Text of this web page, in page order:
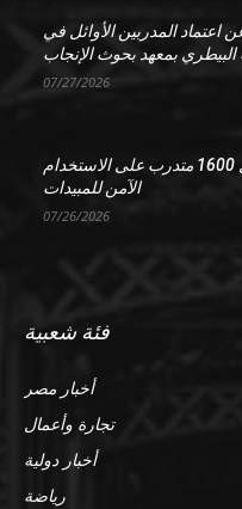
اعتماد المدربين الأوائل في
بمعهد بحوث الإنجاب
07/27/2026
الزراعة: تأهيل 1600 متدرب على الاستخدام
الآمن للمبيدات
07/26/2026
فئة شعبية
أخبار مصر
تجارة وأعمال
أخبار دولية
رياضة